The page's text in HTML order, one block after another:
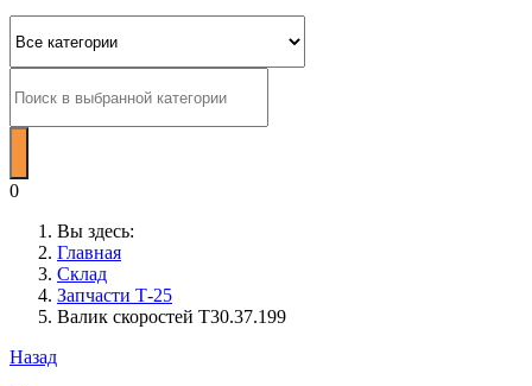
0
Вы здесь:
Главная
Склад
Запчасти Т-25
Валик скоростей Т30.37.199
Назад